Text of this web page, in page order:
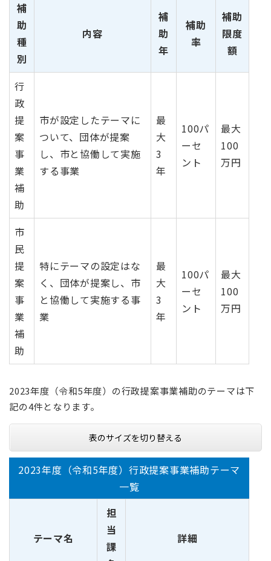
補
助
種
別
内容
補
助
年
補助
率
補助
限度
額
行
政
提
案
事
業
補
助
市が設定したテーマに
ついて、団体が提案
し、市と協働して実施
する事業
最
大
3
年
100パ
ーセ
ント
最大
100
万円
市
民
提
案
事
業
補
助
特にテーマの設定はな
く、団体が提案し、市
と協働して実施する事
業
最
大
3
年
100パ
ーセ
ント
最大
100
万円
2023年度（令和5年度）の行政提案事業補助のテーマは下
記の4件となります。
表のサイズを切り替える
2023年度（令和5年度）行政提案事業補助テーマ
一覧
テーマ名
担
当
課
詳細